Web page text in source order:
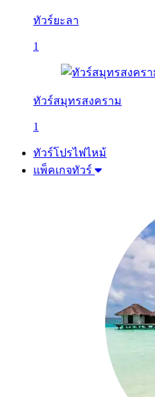
ทัวร์ยะลา
1
ทัวร์สมุทรสงคราม
1
ทัวร์โปรไฟไหม้
แพ็คเกจทัวร์